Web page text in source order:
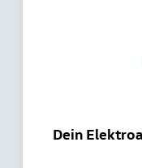
Dein